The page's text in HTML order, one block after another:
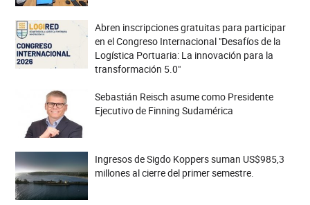
Abren inscripciones gratuitas para participar
en el Congreso Internacional "Desafíos de la
Logística Portuaria: La innovación para la
transformación 5.0"
Sebastián Reisch asume como Presidente
Ejecutivo de Finning Sudamérica
Ingresos de Sigdo Koppers suman US$985,3
millones al cierre del primer semestre.